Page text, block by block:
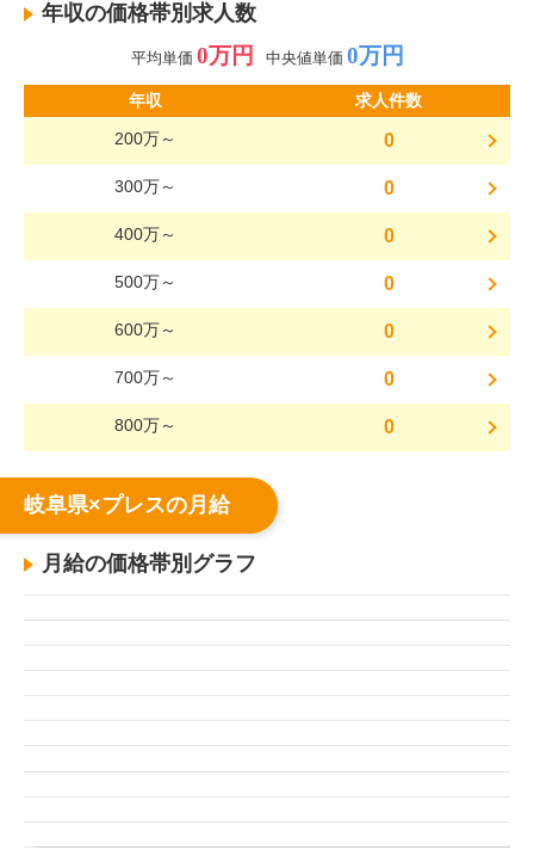
年収の価格帯別求人数
平均単価 0万円 中央値単価 0万円
年収
求人件数
200万～
0
300万～ 0
400万～ 0
500万～ 0
600万～ 0
700万～ 0
800万～ 0
岐阜県×プレスの月給
月給の価格帯別グラフ